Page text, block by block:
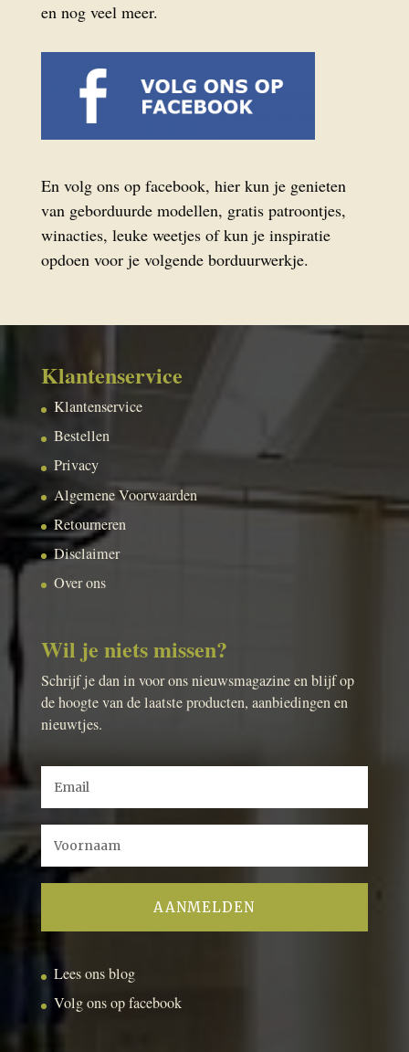
en nog veel meer.
En volg ons op facebook, hier kun je genieten
van geborduurde modellen, gratis patroontjes,
winacties, leuke weetjes of kun je inspiratie
opdoen voor je volgende borduurwerkje.
Klantenservice
Klantenservice
Bestellen
Privacy
Algemene Voorwaarden
Retourneren
Disclaimer
Over ons
Wil je niets missen?
Schrijf je dan in voor ons nieuwsmagazine en blijf op
de hoogte van de laatste producten, aanbiedingen en
nieuwtjes.
Lees ons blog
Volg ons op facebook